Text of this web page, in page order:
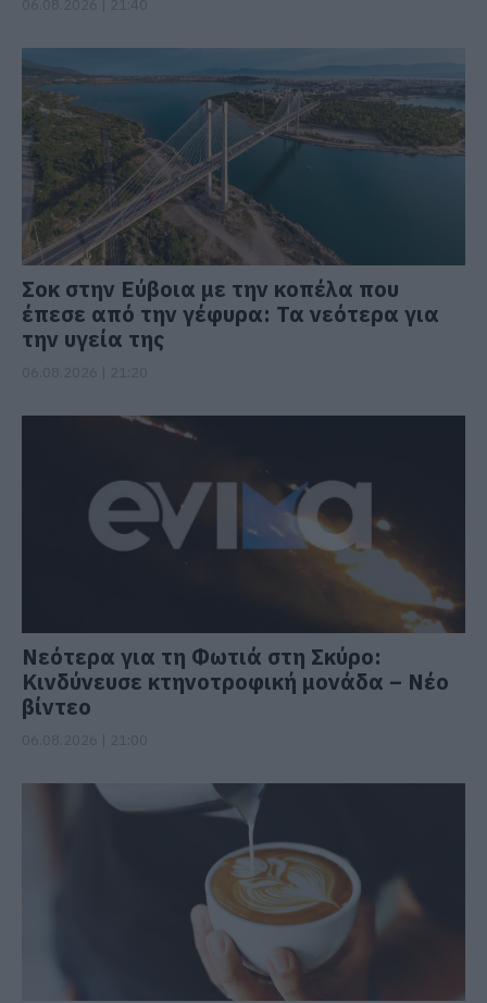
Σοκ στην Εύβοια με την κοπέλα που
έπεσε από την γέφυρα: Τα νεότερα για
την υγεία της
Νεότερα για τη Φωτιά στη Σκύρο:
Κινδύνευσε κτηνοτροφική μονάδα – Νέο
βίντεο